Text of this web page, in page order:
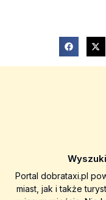
Portal dobrataxi.pl
miast, jak i także